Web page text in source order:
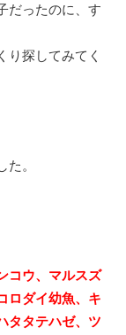
だったのに、す
り探してみてく
。
コウ、マルスズ
ロダイ幼魚、キ
タタテハゼ、ツ